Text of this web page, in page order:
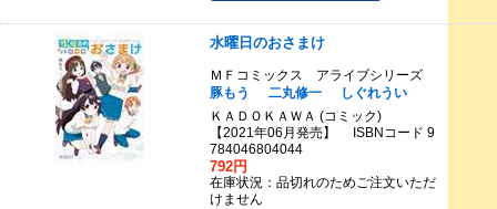
水曜日のおさまけ
ＭＦコミックス アライブシリーズ
豚もう
二丸修一
しぐれうい
ＫＡＤＯＫＡＷＡ (コミック)
【2021年06月発売】 ISBNコード 9
784046804044
792円
在庫状況：品切れのためご注文いただ
けません